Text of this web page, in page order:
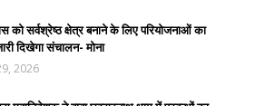
को सर्वश्रेष्ठ क्षेत्र बनाने के लिए परियोजनाओं का
दिखेगा संचालन- मोना
2026